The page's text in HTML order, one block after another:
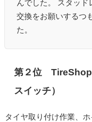
んでした。 スタッド
交換をお願いするつ
た。
第２位 TireShop
スイッチ）
タイヤ取り付け作業、